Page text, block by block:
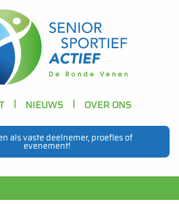
Header
Navigation
NIEUWS OVER ONS
als vaste deelnemer, proefles of
evenement!